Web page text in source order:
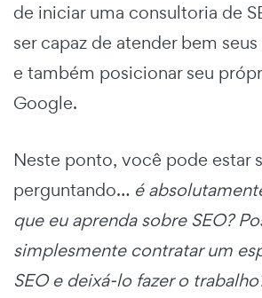
de iniciar uma consultoria de
ser capaz de atender bem
e também posicionar seu
Google.
Neste ponto, você pode estar
perguntando… é
que eu aprenda sobre SEO?
simplesmente contratar um
SEO e deixá-lo fazer o